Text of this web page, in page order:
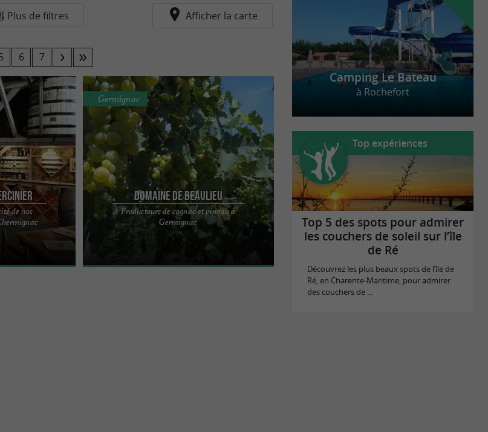
Plus de filtres Afficher la carte
6 7
de nos
pour faire
la magie d'un
Domaine de Beaulieu
Producteurs de cognac et pineau à
Germignac
Germignac
Notre domaine est situé à quelques kilomètres au
sud de Cognac, à la limite de la grande
Camping Le Bateau
à Rochefort
Top expériences
Top 5 des spots pour admirer
les couchers de soleil sur l’île
de Ré
Découvrez les plus beaux spots de l’île de
Ré, en Charente-Maritime, pour admirer
des couchers de ...